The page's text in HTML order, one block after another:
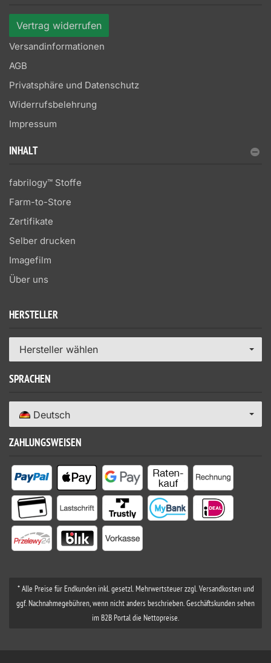
Vertrag widerrufen
Versandinformationen
AGB
Privatsphäre und Datenschutz
Widerrufsbelehrung
Impressum
INHALT
fabrilogy™ Stoffe
Farm-to-Store
Zertifikate
Selber drucken
Imagefilm
Über uns
HERSTELLER
Hersteller wählen
SPRACHEN
Deutsch
ZAHLUNGSWEISEN
* Alle Preise für Endkunden inkl. gesetzl. Mehrwertsteuer zzgl. Versandkosten und
ggf. Nachnahmegebühren, wenn nicht anders beschrieben. Geschäftskunden sehen
im B2B Portal die Nettopreise.